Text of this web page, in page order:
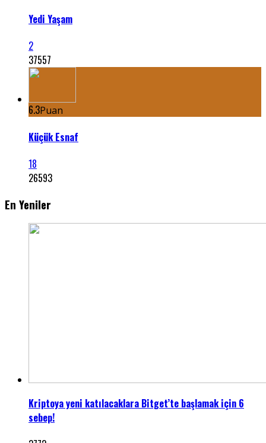
Yedi Yaşam
2
37557
6.3Puan
Küçük Esnaf
18
26593
En Yeniler
Kriptoya yeni katılacaklara Bitget’te başlamak için 6
sebep!